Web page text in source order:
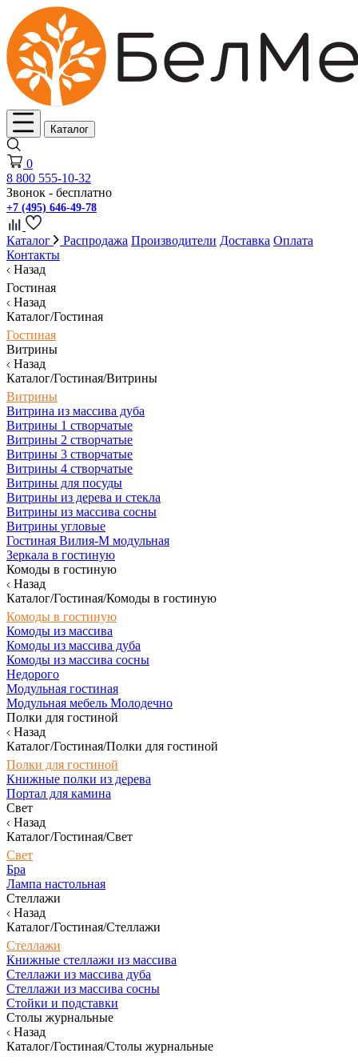
Каталог
0
8 800 555-10-32
Звонок - бесплатно
+7 (495) 646-49-78
Каталог Распродажа Производители Доставка Оплата
Контакты
Назад
Гостиная
Назад
Каталог/Гостиная
Гостиная
Витрины
Назад
Каталог/Гостиная/Витрины
Витрины
Витрина из массива дуба
Витрины 1 створчатые
Витрины 2 створчатые
Витрины 3 створчатые
Витрины 4 створчатые
Витрины для посуды
Витрины из дерева и стекла
Витрины из массива сосны
Витрины угловые
Гостиная Вилия-М модульная
Зеркала в гостиную
Комоды в гостиную
Назад
Каталог/Гостиная/Комоды в гостиную
Комоды в гостиную
Комоды из массива
Комоды из массива дуба
Комоды из массива сосны
Недорого
Модульная гостиная
Модульная мебель Молодечно
Полки для гостиной
Назад
Каталог/Гостиная/Полки для гостиной
Полки для гостиной
Книжные полки из дерева
Портал для камина
Свет
Назад
Каталог/Гостиная/Свет
Свет
Бра
Лампа настольная
Стеллажи
Назад
Каталог/Гостиная/Стеллажи
Стеллажи
Книжные стеллажи из массива
Стеллажи из массива дуба
Стеллажи из массива сосны
Стойки и подставки
Столы журнальные
Назад
Каталог/Гостиная/Столы журнальные